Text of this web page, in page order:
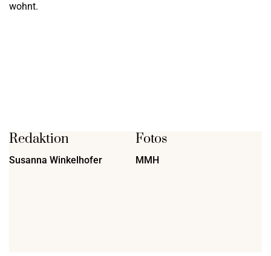
wohnt.
Redaktion
Susanna Winkelhofer
Fotos
MMH